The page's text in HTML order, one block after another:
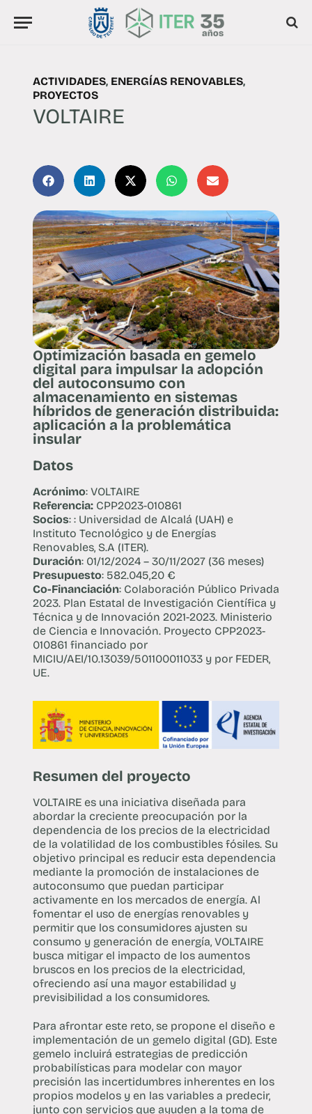
ACTIVIDADES, ENERGÍAS RENOVABLES,
PROYECTOS
VOLTAIRE
Optimización basada en gemelo
digital para impulsar la adopción
del autoconsumo con
almacenamiento en sistemas
híbridos de generación distribuida:
aplicación a la problemática
insular
Datos
Acrónimo: VOLTAIRE
Referencia:CPP2023-010861
Socios: : Universidad de Alcalá (UAH) e
Instituto Tecnológico y de Energías
Renovables, S.A (ITER).
Duración: 01/12/2024 – 30/11/2027 (36 meses)
Presupuesto: 582.045,20 €
Co-Financiación: Colaboración Público Privada
2023. Plan Estatal de Investigación Científica y
Técnica y de Innovación 2021-2023. Ministerio
de Ciencia e Innovación. Proyecto CPP2023-
010861 financiado por
MICIU/AEI/10.13039/501100011033 y por FEDER,
UE.
Resumen del proyecto
VOLTAIRE es una iniciativa diseñada para
abordar la creciente preocupación por la
dependencia de los precios de la electricidad
de la volatilidad de los combustibles fósiles. Su
objetivo principal es reducir esta dependencia
mediante la promoción de instalaciones de
autoconsumo que puedan participar
activamente en los mercados de energía. Al
fomentar el uso de energías renovables y
permitir que los consumidores ajusten su
consumo y generación de energía, VOLTAIRE
busca mitigar el impacto de los aumentos
bruscos en los precios de la electricidad,
ofreciendo así una mayor estabilidad y
previsibilidad a los consumidores.
Para afrontar este reto, se propone el diseño e
implementación de un gemelo digital (GD). Este
gemelo incluirá estrategias de predicción
probabilísticas para modelar con mayor
precisión las incertidumbres inherentes en los
propios modelos y en las variables a predecir,
junto con servicios que ayuden a la toma de